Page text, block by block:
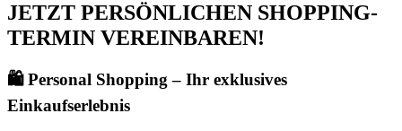
JETZT PERSÖNLICHEN SHOPPING-
TERMIN VEREINBAREN!
🛍️Personal Shopping – Ihr exklusives
Einkaufserlebnis